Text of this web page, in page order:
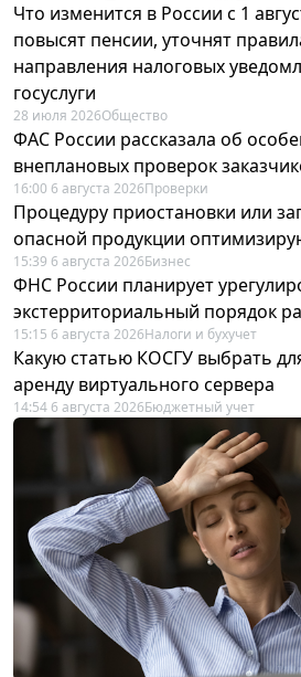
Что изменится в России с 1
повысят пенсии, уточнят
направления налоговых
госуслуги
28 июля 2026Общество
ФАС России рассказала об
внеплановых проверок
16:00 6 августа 2026Проверки
Процедуру приостановки или
опасной продукции
15:39 6 августа 2026Бизнес
ФНС России планирует
экстерриториальный порядок
15:15 6 августа 2026Налоги и бухучет
Какую статью КОСГУ выбрать
аренду виртуального сервера
14:54 6 августа 2026Бюджетный учет